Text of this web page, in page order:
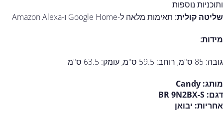
ותוכניות נוספות
שליטה קולית: תאימות מלאה ל-Google Home ו-Amazon Alexa
מידות:
גובה: 85 ס"מ, רוחב: 59.5 ס"מ, עומק: 63.5 ס"מ
מותג: Candy
דגם: BR 9N2BX-S
אחריות: יבואן